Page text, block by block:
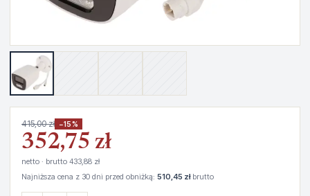
415,00 zł −15%
352,75 zł
netto · brutto 433,88 zł
Najniższa cena z 30 dni przed obniżką: 510,45 złbrutto